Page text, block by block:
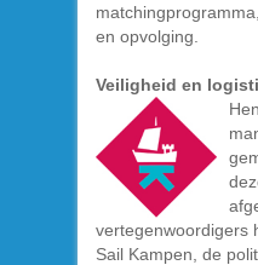
en opvolging.
Veiligheid en
vertegenwoordigers
Sail Kampen, de